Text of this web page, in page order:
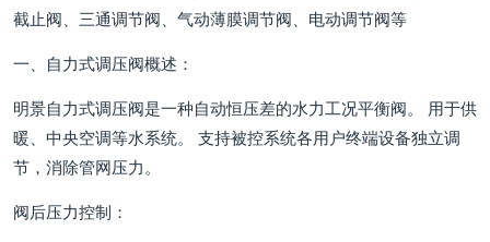
截止阀、三通调节阀、气动薄膜调节阀、电动调节阀等
一、自力式调压阀概述：
明景自力式调压阀是一种自动恒压差的水力工况平衡阀。 用于供
暖、中央空调等水系统。 支持被控系统各用户终端设备独立调
节，消除管网压力。
阀后压力控制：